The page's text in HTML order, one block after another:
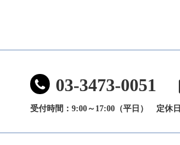
03-3473-0051
受付時間：9:00～17:00（平日） 定休